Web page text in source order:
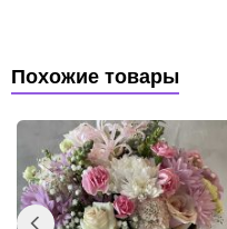
Похожие товары